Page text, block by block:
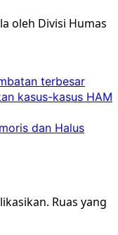
oleh Divisi Humas
terbesar
kasus-kasus HAM
dan Halus
Ruas yang